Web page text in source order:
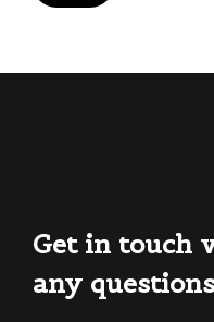
Get in touch
any questions